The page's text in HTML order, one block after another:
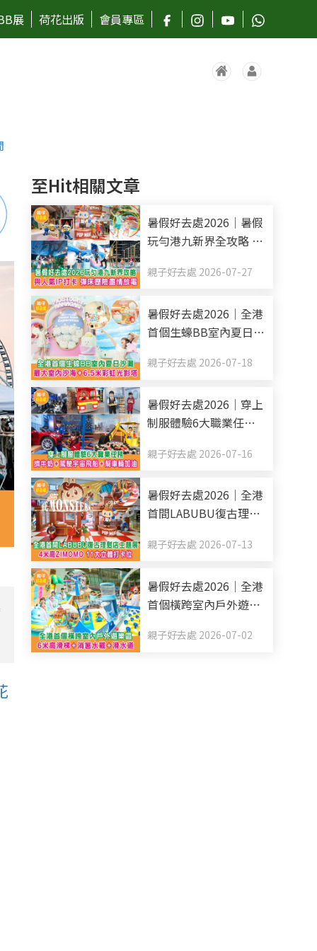
展 荷花出版 會員專區
至Hit相關文章
暑假好去處2026｜暑假
玩勻港九新界全攻略 與
情放電（持續更新）
親子好去處 2026-07-27
暑假好去處2026｜全港
首個生蠔BB室內夏日沙
彩虹光影塔
親子好去處 2026-07-18
暑假好去處2026｜穿上
制服體驗6大職業任務
+幫車輛加油
親子好去處 2026-07-16
暑假好去處2026｜全港
首間LABUBU復古理髮
ZIMOMO 11大立體打卡
親子好去處 2026-07-13
暑假好去處2026｜全港
首個橫跨室內戶外遊樂
+滑水道
親子好去處 2026-07-02